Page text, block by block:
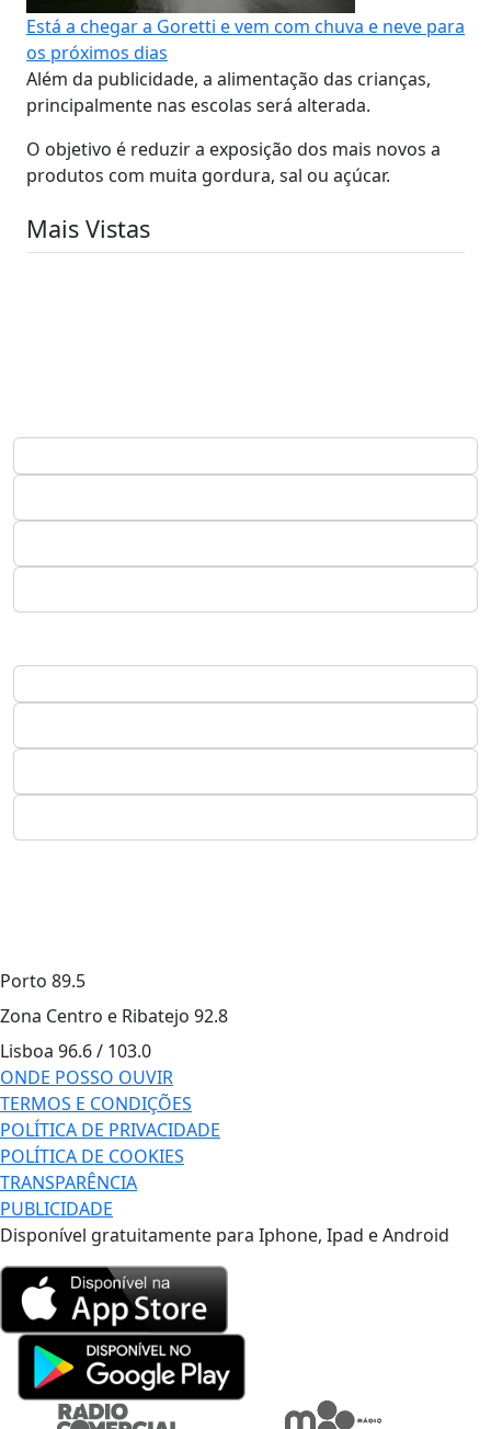
Está a chegar a Goretti e vem com chuva e neve para
os próximos dias
Além da publicidade, a alimentação das crianças,
principalmente nas escolas será alterada.
O objetivo é reduzir a exposição dos mais novos a
produtos com muita gordura, sal ou açúcar.
Mais Vistas
Porto 89.5
Zona Centro e Ribatejo 92.8
Lisboa 96.6 / 103.0
ONDE POSSO OUVIR
TERMOS E CONDIÇÕES
POLÍTICA DE PRIVACIDADE
POLÍTICA DE COOKIES
TRANSPARÊNCIA
PUBLICIDADE
Disponível gratuitamente para Iphone, Ipad e Android